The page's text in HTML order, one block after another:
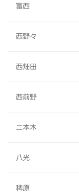
冨西
西野々
西畑田
西前野
二本木
八光
稗原